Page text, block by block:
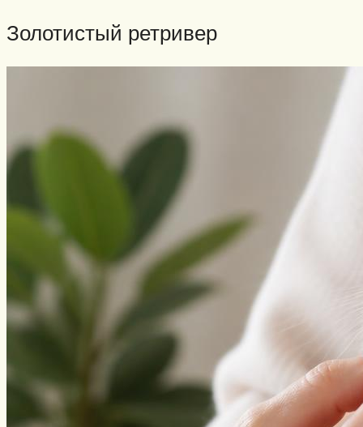
Золотистый ретривер